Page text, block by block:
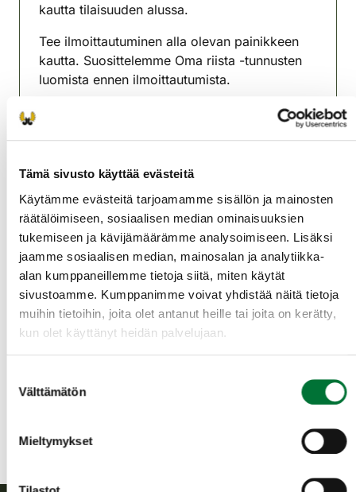
Tämä sivusto käyttää evästeitä
Käytämme evästeitä tarjoamamme sisällön ja mainosten
räätälöimiseen, sosiaalisen median ominaisuuksien
tukemiseen ja kävijämäärämme analysoimiseen. Lisäksi
jaamme sosiaalisen median, mainosalan ja analytiikka-
alan kumppaneillemme tietoja siitä, miten käytät
sivustoamme. Kumppanimme voivat yhdistää näitä tietoja
muihin tietoihin, joita olet antanut heille tai joita on kerätty,
kun olet käyttänyt heidän palvelujaan.
valinta
Välttämätön
Mieltymykset
kautta tilaisuuden alussa.
Tee ilmoittautuminen alla olevan painikkeen
kautta. Suosittelemme Oma riista -tunnusten
luomista ennen ilmoittautumista.
suorittaminen omalla päätelaitteella (puhelin,
tutkinnon omalla päätelaitteellasi, huolehdi
että käytössä on toimiva verkkoyhteys.
Lisätietojaturku@rhy.riista.fi/ 044-7055477
Turun seudun riistanhoitoyhdistys
Varsinais-Suomi
044-7055477
turku@rhy.riista.fi
7055477